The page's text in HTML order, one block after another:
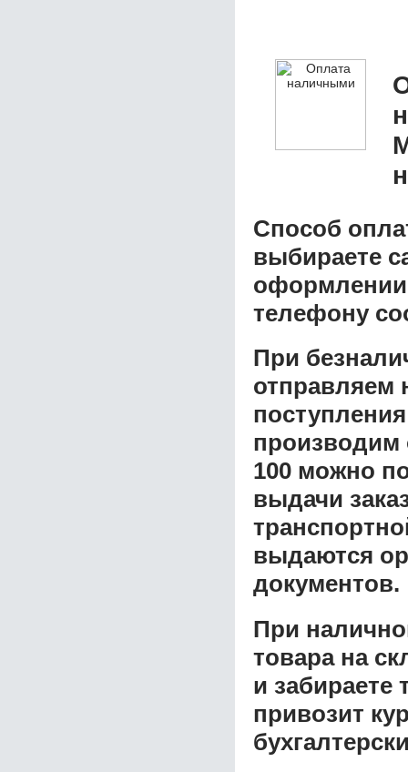
Способ
выбираете
оформлении
телефону
При
отправляем
производим
100 можно
выдачи
выдаются
документов.
При
товара на
и забираете
привозит